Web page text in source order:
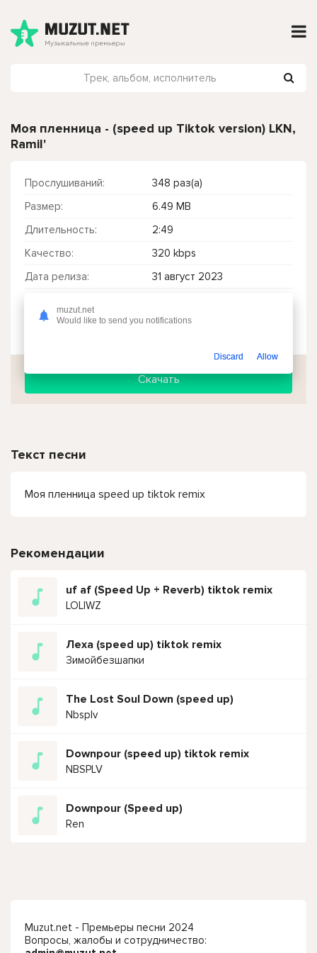
Моя пленница - (speed up Tiktok version) LKN,
Ramil'
Прослушиваний:
348 раз(а)
Размер:
6.49 MB
Длительность:
2:49
Качество:
320 kbps
Дата релиза:
31 август 2023
Скачать
Текст песни
Моя пленница speed up tiktok remix
Рекомендации
uf af (Speed Up + Reverb) tiktok remix
LOLIWZ
Леха (speed up) tiktok remix
Зимойбезшапки
The Lost Soul Down (speed up)
Nbsplv
Downpour (speed up) tiktok remix
NBSPLV
Downpour (Speed up)
Ren
Muzut.net - Премьеры песни 2024
Вопросы, жалобы и сотрудничество:
muzut.net
Would like to send you notifications
Discard Allow